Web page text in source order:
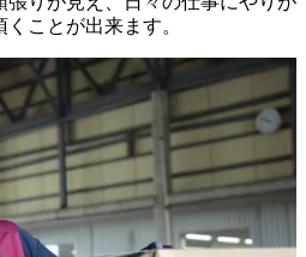
ことが出来ます。